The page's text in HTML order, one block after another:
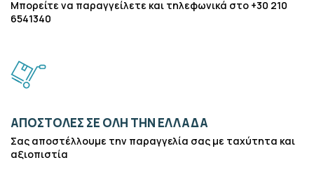
Μπορείτε να παραγγείλετε και τηλεφωνικά στο +30 210
6541340
ΑΠΟΣΤΟΛΕΣ ΣΕ ΟΛΗ ΤΗΝ ΕΛΛΑΔΑ
Σας αποστέλλουμε την παραγγελία σας με ταχύτητα και
αξιοπιστία